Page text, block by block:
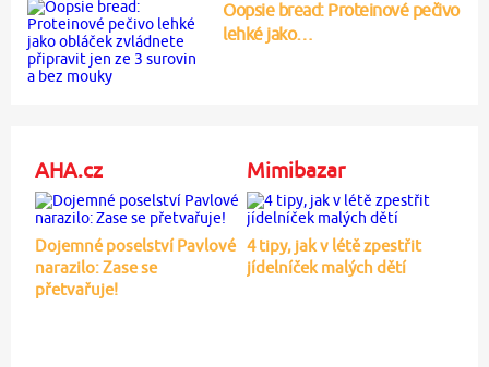
Oopsie bread: Proteinové pečivo
lehké jako…
AHA.cz
Dojemné poselství Pavlové
narazilo: Zase se
přetvařuje!
Mimibazar
4 tipy, jak v létě zpestřit
jídelníček malých dětí